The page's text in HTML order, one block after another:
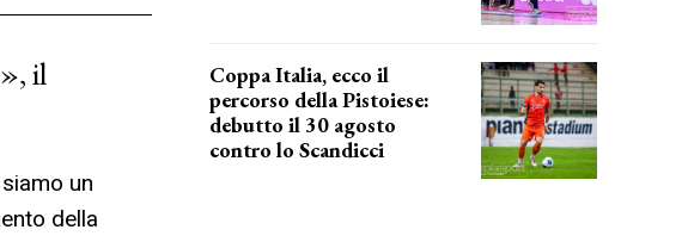
il
un
della
Coppa Italia, ecco il
percorso della Pistoiese:
debutto il 30 agosto
contro lo Scandicci